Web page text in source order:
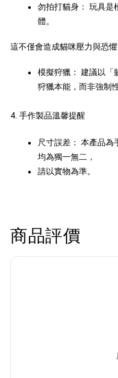
勿拍打貓身： 玩具是
體。
這不僅會造成貓咪壓力與恐
模擬狩獵： 建議以「
狩獵本能，而非強制
4. 手作製品溫馨提醒
尺寸誤差： 本產品
均為獨一無二，
請以實物為準。
商品評價